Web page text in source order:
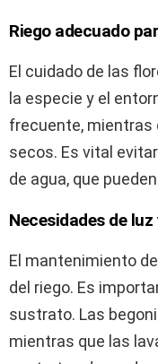
Riego adecuado
El cuidado de las
la especie y el
frecuente, mientras
secos. Es vital
de agua, que
Necesidades de
El mantenimiento
del riego. Es
sustrato. Las
mientras que las